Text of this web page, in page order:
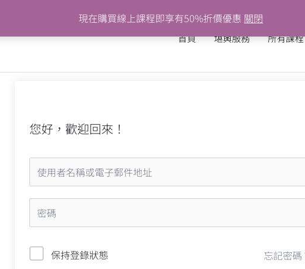
現在購買線上課程即享有50%折價優惠 關閉
首頁 堪輿服務 所有課程
您好，歡迎回來！
保持登錄狀態 忘記密碼